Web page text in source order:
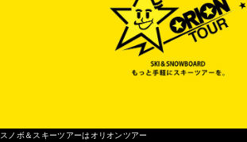
スノボ＆スキーツアーはオリオンツアー